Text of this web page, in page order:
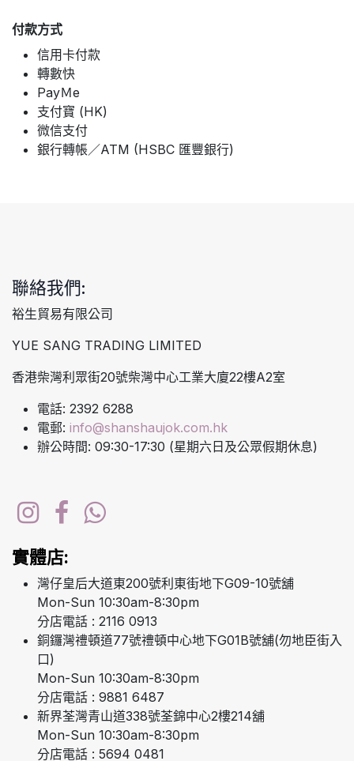
付款方式
信用卡付款
轉數快
PayＭe
支付寶 (HK)
微信支付
銀行轉帳／ATM (HSBC 匯豐銀行)
聯絡我們:
裕生貿易有限公司
YUE SANG TRADING LIMITED
香港柴灣利眾街20號柴灣中心工業大廈22樓A2室
電話: 2392 6288
電郵: info@shanshaujok.com.hk
辦公時間: 09:30-17:30 (星期六日及公眾假期休息)
實體店:
灣仔皇后大道東200號利東街地下G09-10號舖
Mon-Sun 10:30am-8:30pm
分店電話 : 2116 0913
銅鑼灣禮頓道77號禮頓中心地下G01B號舖(勿地臣街入
口)
Mon-Sun 10:30am-8:30pm
分店電話 : 9881 6487
新界荃灣青山道338號荃錦中心2樓214舖
Mon-Sun 10:30am-8:30pm
分店電話 : 5694 0481